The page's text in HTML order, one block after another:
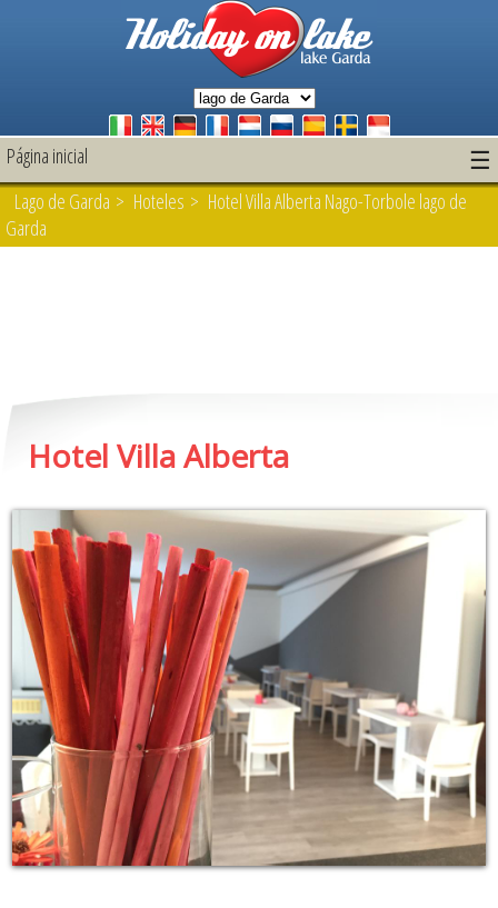
Página inicial ☰
Lago de Garda > Hoteles > Hotel Villa Alberta Nago-Torbole lago de
Garda
Hotel Villa Alberta